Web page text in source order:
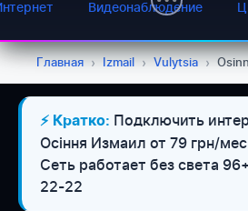
Видеонаблюдение
Главная › Izmail › Vulytsia ›
⚡ Кратко: Подключить
Осіння Измаил от 79 грн/
Сеть работает без света
22-22
WESTELECOM
Онлайн-підтримка